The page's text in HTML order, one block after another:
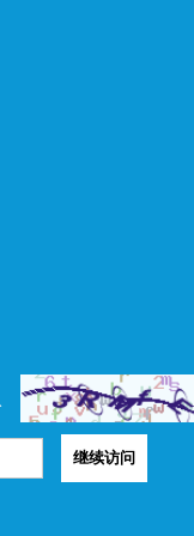
继续访问